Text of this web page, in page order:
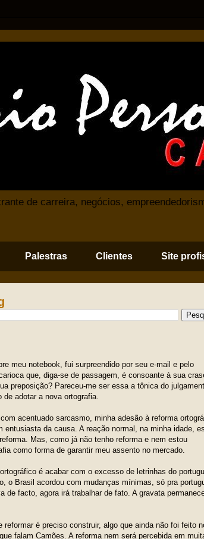
de carreira, negócios,
Palestras Clientes Site
meu notebook, fui surpreendido por seu e-mail e pelo
que, diga-se de passagem, é consoante à sua
preposição? Pareceu-me ser essa a tônica do
adotar a nova ortografia.
acentuado sarcasmo, minha adesão à reforma
entusiasta da causa. A reação normal, na minha idade,
Mas, como já não tenho reforma e nem estou
como forma de garantir meu assento no mercado.
é acabar com o excesso de letrinhas do
o Brasil acordou com mudanças mínimas, só pra
de facto, agora irá trabalhar de fato. A gravata
reformar é preciso construir, algo que ainda não foi feito
falam Camões. A reforma nem será percebida em